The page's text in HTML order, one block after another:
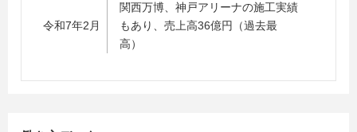
令和7年2月
関西万博、神戸アリーナの施工実績
もあり、売上高36億円（過去最
高）